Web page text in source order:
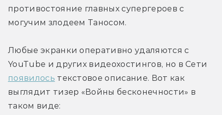
противостояние главных супергероев с
могучим злодеем Таносом.
Любые экранки оперативно удаляются с
появилось текстовое описание. Вот как
выглядит тизер «Войны бесконечности» в
таком виде: